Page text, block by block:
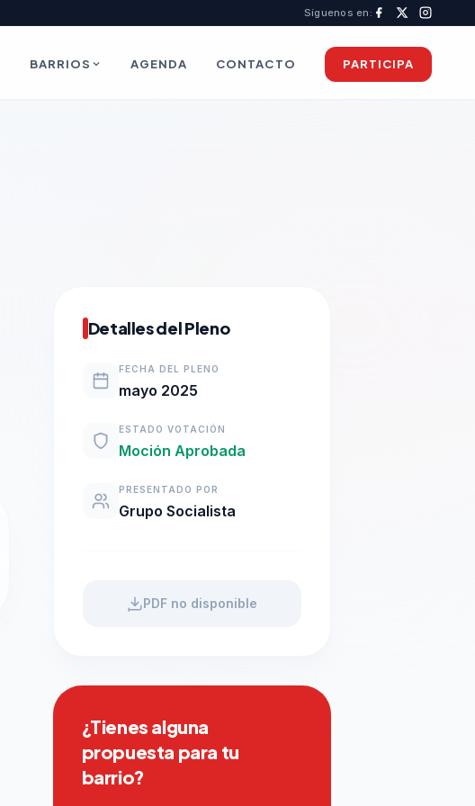
Síguenos en:
BARRIOS AGENDA CONTACTO PARTICIPA
Detalles del Pleno
FECHA DEL PLENO
mayo 2025
ESTADO VOTACIÓN
Moción Aprobada
PRESENTADO POR
Grupo Socialista
PDF no disponible
¿Tienes alguna
propuesta para tu
barrio?